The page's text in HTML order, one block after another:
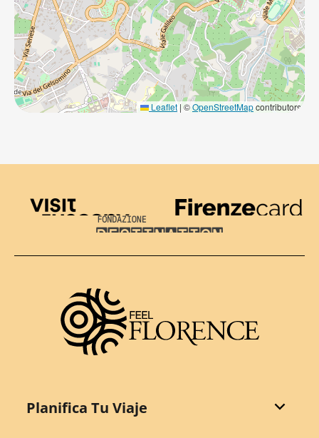
Leaflet | ©OpenStreetMapcontributors
Visit Tuscany
Firenze Card
Destination Florence
Planifica Tu Viaje